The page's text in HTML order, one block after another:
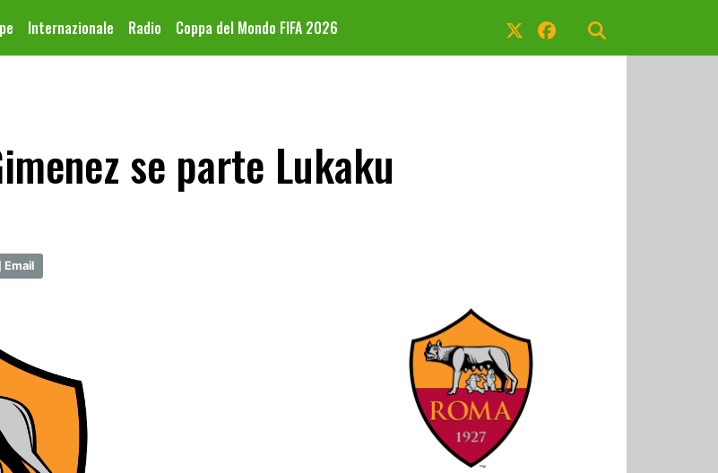
Internazionale Radio Coppa del Mondo FIFA 2026
se parte Lukaku
Email